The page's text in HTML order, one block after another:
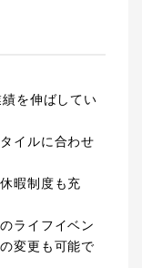
を伸ばしてい
イルに合わせ
暇制度も充
ライフイベン
変更も可能で